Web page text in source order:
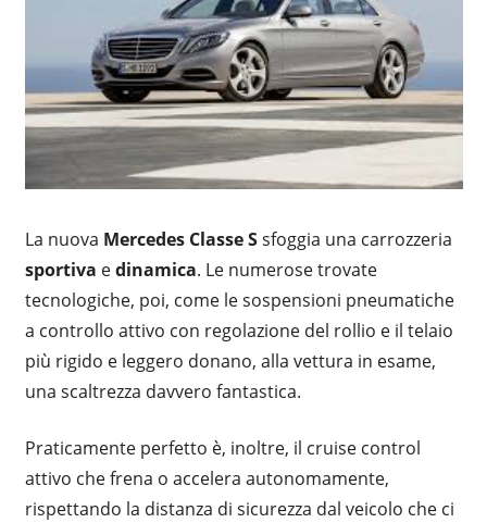
La nuova Mercedes Classe Ssfoggia una carrozzeria
sportiva edinamica. Le numerose trovate
tecnologiche, poi, come le sospensioni pneumatiche
a controllo attivo con regolazione del rollio e il telaio
più rigido e leggero donano, alla vettura in esame,
una scaltrezza davvero fantastica.
Praticamente perfetto è, inoltre, il cruise control
attivo che frena o accelera autonomamente,
rispettando la distanza di sicurezza dal veicolo che ci